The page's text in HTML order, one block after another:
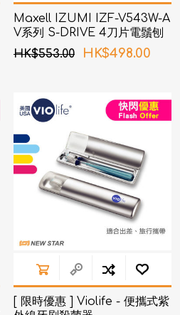
Maxell IZUMI IZF-V543W-A
V系列 S-DRIVE 4刀片電鬚刨
(藍色)
HK$553.00 HK$498.00
[ 限時優惠 ] Violife - 便攜式紫